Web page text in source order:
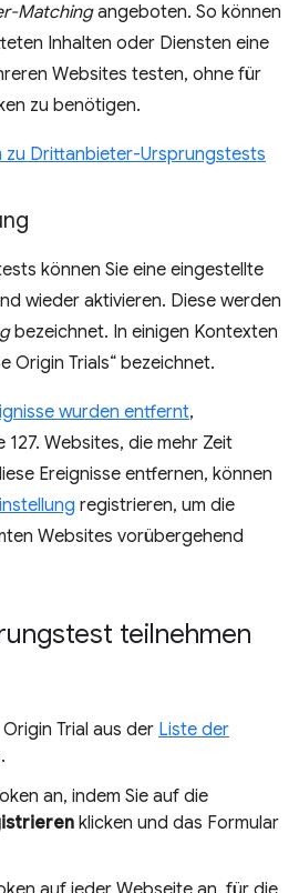
Matchingangeboten. So können
Inhalten oder Diensten eine
Websites testen, ohne für
zu benötigen.
zu Drittanbieter-Ursprungstests
können Sie eine eingestellte
wieder aktivieren. Diese werden
bezeichnet. In einigen Kontexten
Origin Trials“ bezeichnet.
wurden entfernt,
Websites, die mehr Zeit
Ereignisse entfernen, können
registrieren, um die
Websites vorübergehend
teilnehmen
Trial aus der Liste der
an, indem Sie auf die
klicken und das Formular